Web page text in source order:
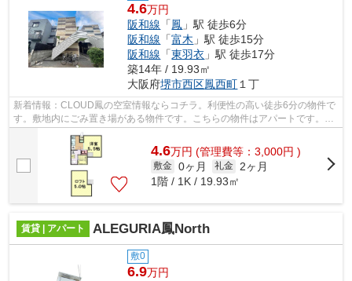
4.6万円
阪和線 「鳳 」駅 徒歩6分
阪和線 「富木 」駅 徒歩15分
阪和線 「東羽衣 」駅 徒歩17分
築14年 / 19.93㎡
大阪府堺市西区鳳西町１丁
新着情報：CLOUD鳳の空室情報ならコチラ。利便性の高い徒歩6分の物件で
す。敷地内にごみ置き場がある物件です。こちらの物件はアパートです。堺
市西区エリアにある賃貸情報のことなら...
4.6万円 (管理費等：3,000円 )
敷金 0ヶ月 礼金
2ヶ月
1階 / 1K / 19.93㎡
賃貸 | アパート ALEGURIA鳳North
敷0
6.9万円